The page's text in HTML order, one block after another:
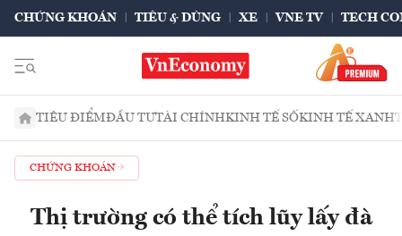
CHỨNG KHOÁN TIÊU & DÙNG XE VNE TV TECH
TIÊU ĐIỂMĐẦU TƯTÀI CHÍNHKINH TẾ SỐKINH TẾ XANH
CHỨNG KHOÁN
Thị trường có thể tích lũy lấy đà